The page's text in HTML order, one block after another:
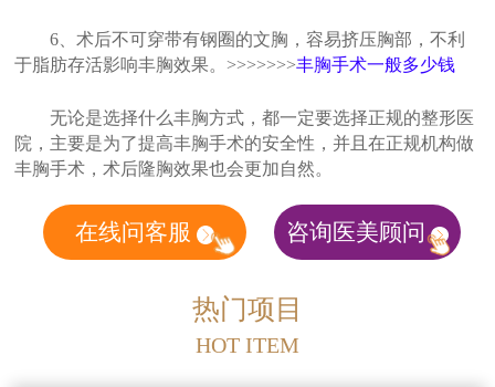
6、术后不可穿带有钢圈的文胸，容易挤压胸部，不利
于脂肪存活影响丰胸效果。>>>>>>>丰胸手术一般多少钱
无论是选择什么丰胸方式，都一定要选择正规的整形医
院，主要是为了提高丰胸手术的安全性，并且在正规机构做
丰胸手术，术后隆胸效果也会更加自然。
在线问客服 咨询医美顾问
热门项目
HOT ITEM